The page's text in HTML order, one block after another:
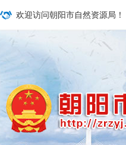
欢迎访问朝阳市自然资源局！